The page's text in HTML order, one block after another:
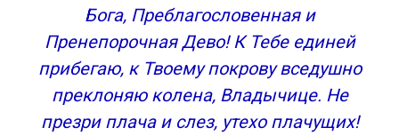
(«ВСЕХ СКОРБЯЩИХ РАДОСТЬ»)
Похожие новости
Комментарии (0)
Икона Божией Матери «Всех скорбящих
Радость»
Бога, Преблагословенная и
Пренепорочная Дево! К Тебе единей
прибегаю, к Твоему покрову вседушно
преклоняю колена, Владычице. Не
презри плача и слез, утехо плачущих!